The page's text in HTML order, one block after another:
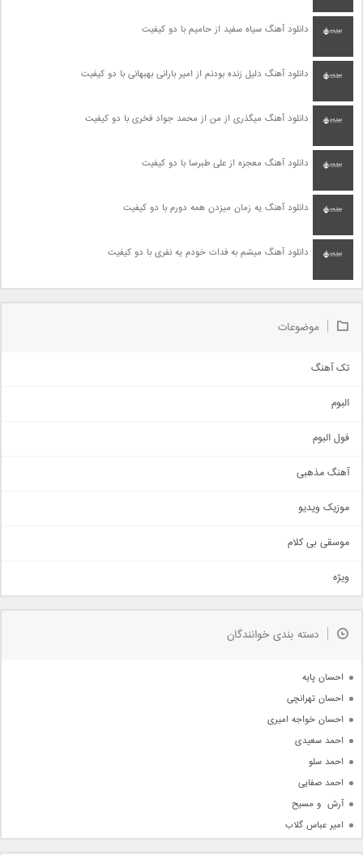
دانلود آهنگ سیاه سفید از حامیم با دو کیفیت
دانلود آهنگ دلیل زنده بودنم از امیر بارانی بهبهانی با دو کیفیت
دانلود آهنگ میگذری از من از محمد جواد فخری با دو کیفیت
دانلود آهنگ معجزه از علی طبرسا با دو کیفیت
دانلود آهنگ یه زمان میزدن همه دورم با دو کیفیت
دانلود آهنگ میشم به فدات خودم یه نفری با دو کیفیت
موضوعات
تک آهنگ
اجتماعی
حماسی
سنتی
اهنگ بندرعباسی
دمو
مذهبی
جدیدترین ها
البوم
فول البوم
آهنگ مذهبی
موزیک ویدیو
موسقی بی کلام
ویژه
دسته بندی خوانندگان
احسان پایه
احسان تهرانچی
احسان خواجه امیری
احمد سعیدی
احمد سلو
احمد صفایی
آرش  و مسیح
امیر عباس گلاب